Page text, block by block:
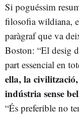
Si poguéssim
filosofia wildiana,
paràgraf que va
Boston: “El desig
part essencial en
ella, la
indústria sense
“És preferible no